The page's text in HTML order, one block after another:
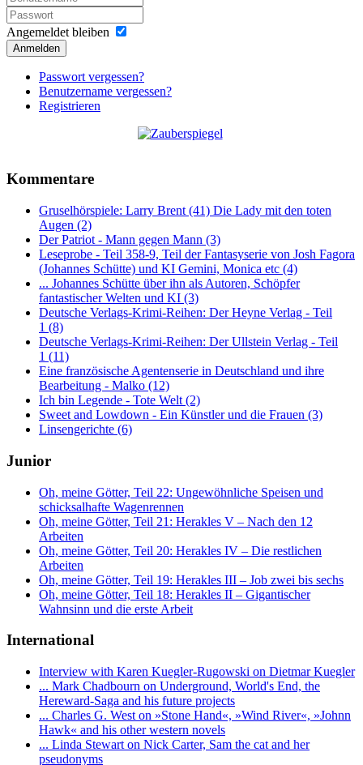
Angemeldet bleiben
Anmelden
Passwort vergessen?
Benutzername vergessen?
Registrieren
Kommentare
Gruselhörspiele: Larry Brent (41) Die Lady mit den toten
Augen (2)
Der Patriot - Mann gegen Mann (3)
Leseprobe - Teil 358-9, Teil der Fantasyserie von Josh Fagora
(Johannes Schütte) und KI Gemini, Monica etc (4)
... Johannes Schütte über ihn als Autoren, Schöpfer
fantastischer Welten und KI (3)
Deutsche Verlags-Krimi-Reihen: Der Heyne Verlag - Teil
1 (8)
Deutsche Verlags-Krimi-Reihen: Der Ullstein Verlag - Teil
1 (11)
Eine französische Agentenserie in Deutschland und ihre
Bearbeitung - Malko (12)
Ich bin Legende - Tote Welt (2)
Sweet and Lowdown - Ein Künstler und die Frauen (3)
Linsengerichte (6)
Junior
Oh, meine Götter, Teil 22: Ungewöhnliche Speisen und
schicksalhafte Wagenrennen
Oh, meine Götter, Teil 21: Herakles V – Nach den 12
Arbeiten
Oh, meine Götter, Teil 20: Herakles IV – Die restlichen
Arbeiten
Oh, meine Götter, Teil 19: Herakles III – Job zwei bis sechs
Oh, meine Götter, Teil 18: Herakles II – Gigantischer
Wahnsinn und die erste Arbeit
International
Interview with Karen Kuegler-Rugowski on Dietmar Kuegler
... Mark Chadbourn on Underground, World's End, the
Hereward-Saga and his future projects
... Charles G. West on »Stone Hand«, »Wind River«, »Johnn
Hawk« and his other western novels
... Linda Stewart on Nick Carter, Sam the cat and her
pseudonyms